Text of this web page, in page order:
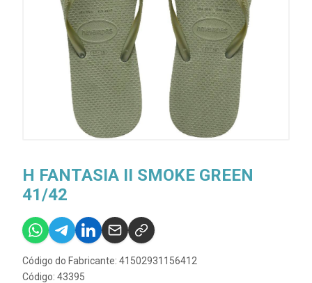
H FANTASIA II SMOKE GREEN
41/42
Código do Fabricante: 41502931156412
Código: 43395